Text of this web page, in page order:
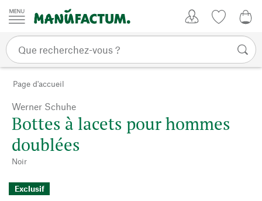
Passer au contenu
Page d'accueil
Werner Schuhe
Bottes à lacets pour hommes
doublées
Noir
Exclusif